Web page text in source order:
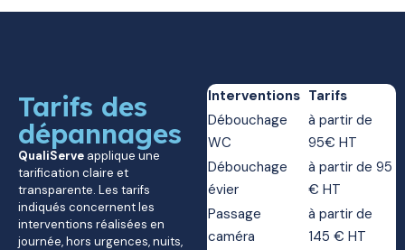
Tarifs des
dépannages
QualiServe applique une
tarification claire et
transparente. Les tarifs
indiqués concernent les
interventions réalisées en
journée, hors urgences, nuits,
Interventions Tarifs
Débouchage
WC
à partir de
95€ HT
Débouchage
évier
à partir de 95
€ HT
Passage
caméra
à partir de
145 € HT